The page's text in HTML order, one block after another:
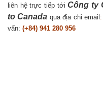
liên hệ trực tiếp tớiCông ty
to Canada qua địa chỉ email :
vấn: (+84) 941 280 956